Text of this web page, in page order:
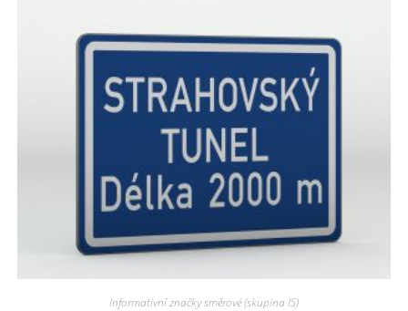
Informativní značky směrové (skupina IS)